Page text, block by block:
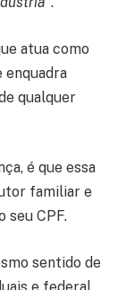
atua como
enquadra
qualquer
é que essa
familiar e
seu CPF.
sentido de
e federal